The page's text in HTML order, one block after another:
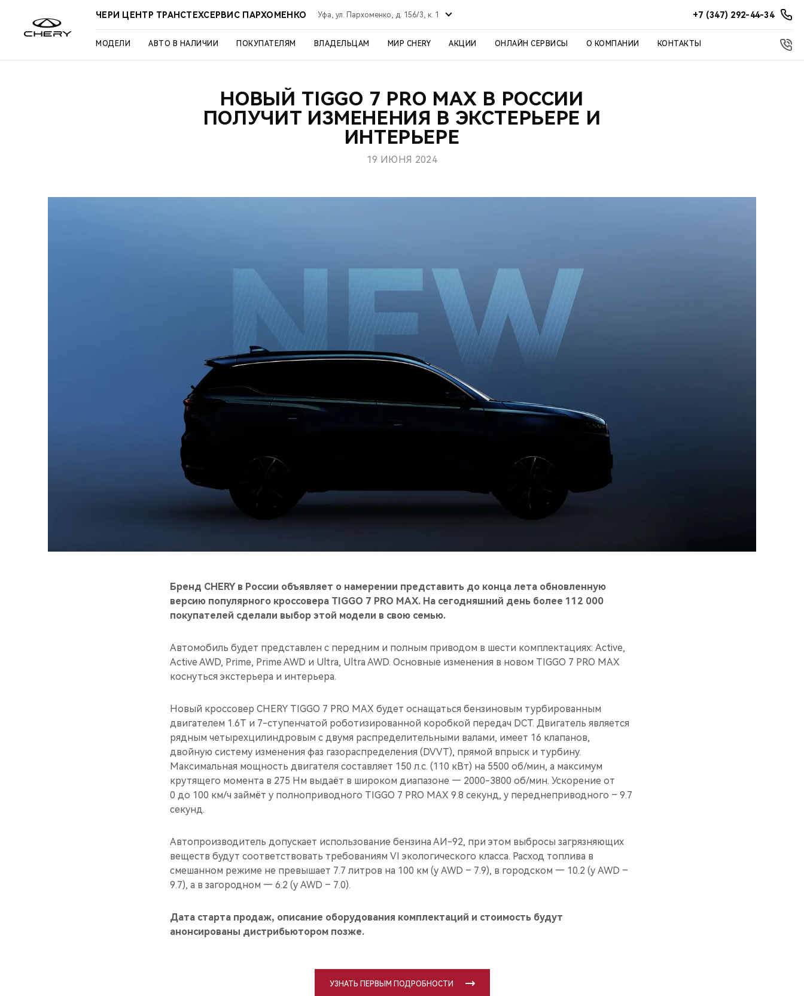
ЧЕРИ ЦЕНТР ТРАНСТЕХСЕРВИС ПАРХОМЕНКО Уфа, ул. Пархоменко, д. 156/3, к. 1 +7 (347) 292-44-34
МОДЕЛИ АВТО В НАЛИЧИИ ПОКУПАТЕЛЯМ ВЛАДЕЛЬЦАМ МИР CHERY АКЦИИ ОНЛАЙН СЕРВИСЫ О КОМПАНИИ КОНТАКТЫ
НОВЫЙ TIGGO 7 PRO MAX В РОССИИ
ПОЛУЧИТ ИЗМЕНЕНИЯ В ЭКСТЕРЬЕРЕ И
ИНТЕРЬЕРЕ
19 ИЮНЯ 2024
Бренд CHERY в России объявляет о намерении представить до конца лета обновленную
версию популярного кроссовера TIGGO 7 PRO MAX. На сегодняшний день более 112 000
покупателей сделали выбор этой модели в свою семью.
Автомобиль будет представлен с передним и полным приводом в шести комплектациях: Active,
Active AWD, Prime, Prime AWD и Ultra, Ultra AWD. Основные изменения в новом TIGGO 7 PRO MAX
коснуться экстерьера и интерьера.
Новый кроссовер CHERY TIGGO 7 PRO MAX будет оснащаться бензиновым турбированным
двигателем 1.6T и 7-ступенчатой роботизированной коробкой передач DCT. Двигатель является
рядным четырехцилиндровым с двумя распределительными валами, имеет 16 клапанов,
двойную систему изменения фаз газораспределения (DVVT), прямой впрыск и турбину.
Максимальная мощность двигателя составляет 150 л.с. (110 кВт) на 5500 об/мин, а максимум
крутящего момента в 275 Нм выдаёт в широком диапазоне — 2000-3800 об/мин. Ускорение от
0 до 100 км/ч займёт у полноприводного TIGGO 7 PRO MAX 9.8 секунд, у переднеприводного – 9.7
секунд.
Автопроизводитель допускает использование бензина АИ-92, при этом выбросы загрязняющих
веществ будут соответствовать требованиям VI экологического класса. Расход топлива в
смешанном режиме не превышает 7.7 литров на 100 км (у AWD – 7.9), в городском — 10.2 (у AWD –
9.7), а в загородном — 6.2 (у AWD – 7.0).
Дата старта продаж, описание оборудования комплектаций и стоимость будут
анонсированы дистрибьютором позже.
УЗНАТЬ ПЕРВЫМ ПОДРОБНОСТИ